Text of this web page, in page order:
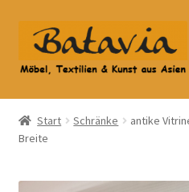
Zur
Navigation
springen
Zum
Inhalt
springen
Start
Accessoires
AGB
Start Schränke
antike
Breite